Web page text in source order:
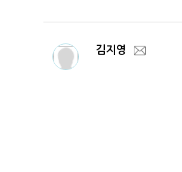
김지영